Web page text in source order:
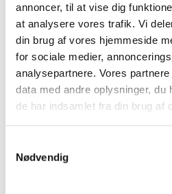
annoncer, til at vise dig
at analysere vores trafik. Vi
din brug af vores hjemmeside
for sociale medier,
analysepartnere. Vores
data med andre oplysninger, du
de har indsamlet fra din brug af
Nødvendig